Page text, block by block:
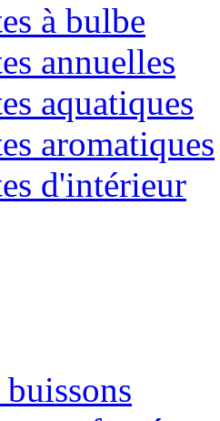
à bulbe
annuelles
aquatiques
aromatiques
d'intérieur